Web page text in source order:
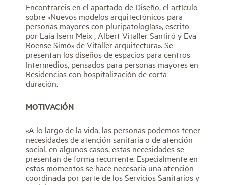
Encontrareis en el apartado de Diseño, el artículo
sobre «Nuevos modelos arquitectónicos para
personas mayores con pluripatologías», escrito
por Laia Isern Meix , Albert Vitaller Santiró y Eva
Roense Simó» de Vitaller arquitectura». Se
presentan los diseños de espacios para centros
Intermedios, pensados para personas mayores en
Residencias con hospitalización de corta
duración.
MOTIVACIÓN
«A lo largo de la vida, las personas podemos tener
necesidades de atención sanitaria o de atención
social, en algunos casos, estas necesidades se
presentan de forma recurrente. Especialmente en
estos momentos se hace necesaria una atención
coordinada por parte de los Servicios Sanitarios y